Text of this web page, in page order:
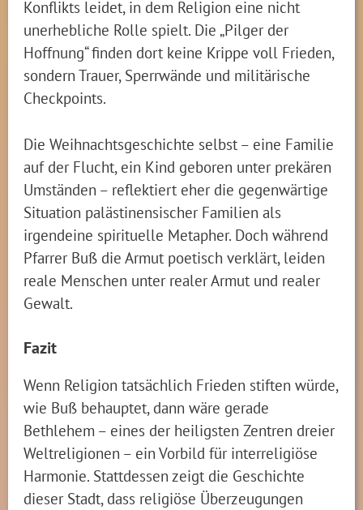
Konflikts leidet, in dem Religion eine nicht
unerhebliche Rolle spielt. Die „Pilger der
Hoffnung“ finden dort keine Krippe voll Frieden,
sondern Trauer, Sperrwände und militärische
Checkpoints.
Die Weihnachtsgeschichte selbst – eine Familie
auf der Flucht, ein Kind geboren unter prekären
Umständen – reflektiert eher die gegenwärtige
Situation palästinensischer Familien als
irgendeine spirituelle Metapher. Doch während
Pfarrer Buß die Armut poetisch verklärt, leiden
reale Menschen unter realer Armut und realer
Gewalt.
Fazit
Wenn Religion tatsächlich Frieden stiften würde,
wie Buß behauptet, dann wäre gerade
Bethlehem – eines der heiligsten Zentren dreier
Weltreligionen – ein Vorbild für interreligiöse
Harmonie. Stattdessen zeigt die Geschichte
dieser Stadt, dass religiöse Überzeugungen